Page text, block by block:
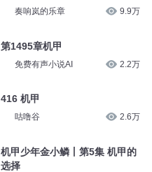
奏响岚的乐章 9.9万
第1495章机甲
免费有声小说AI 2.2万
416 机甲
咕噜谷 2.6万
机甲少年金小鳞丨第5集 机甲的
选择